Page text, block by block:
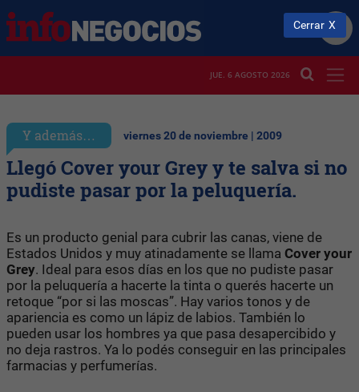
JUE. 6 AGOSTO 2026
Y además… viernes 20 de noviembre | 2009
Llegó Cover your Grey y te salva si no
pudiste pasar por la peluquería.
Es un producto genial para cubrir las canas, viene de
Estados Unidos y muy atinadamente se llama Cover your
Grey. Ideal para esos días en los que no pudiste pasar
por la peluquería a hacerte la tinta o querés hacerte un
retoque “por si las moscas”. Hay varios tonos y de
apariencia es como un lápiz de labios. También lo
pueden usar los hombres ya que pasa desapercibido y
no deja rastros. Ya lo podés conseguir en las principales
farmacias y perfumerías.
Cerrar